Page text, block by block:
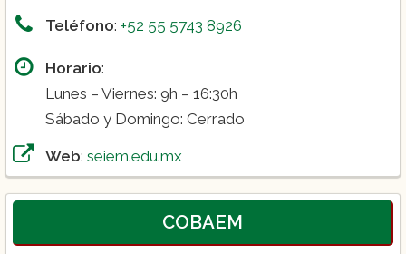
Teléfono: +52 55 5743 8926
Horario:
Lunes – Viernes: 9h – 16:30h
Sábado y Domingo: Cerrado
Web: seiem.edu.mx
COBAEM